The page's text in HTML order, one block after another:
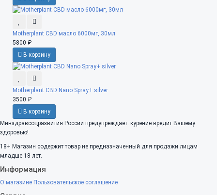
Motherplant CBD масло 6000мг, 30мл
5800 ₽
В корзину
Motherplant CBD Nano Spray+ silver
3500 ₽
В корзину
Минздравсоцразвития России предупреждает: курение вредит Вашему
здоровью!
18+ Магазин содержит товар не предназначенный для продажи лицам
младше 18 лет.
Информация
О магазине Пользовательское соглашение